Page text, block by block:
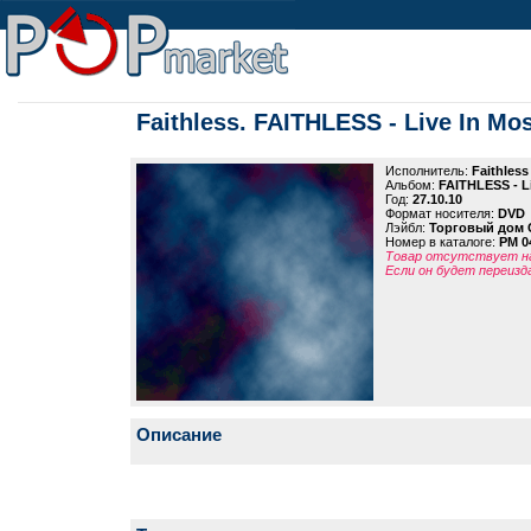
Faithless. FAITHLESS - Live In
Исполнитель: Faithless
Альбом: FAITHLESS -
Год: 27.10.10
Формат носителя: DVD
Лэйбл: Торговый дом
Номер в каталоге: PM
Товар отсутствует
Если он будет
Описание